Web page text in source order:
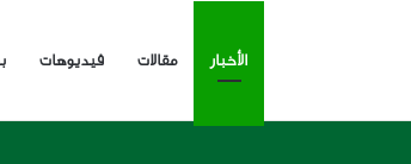
الأخبار مقالات فيديوهات